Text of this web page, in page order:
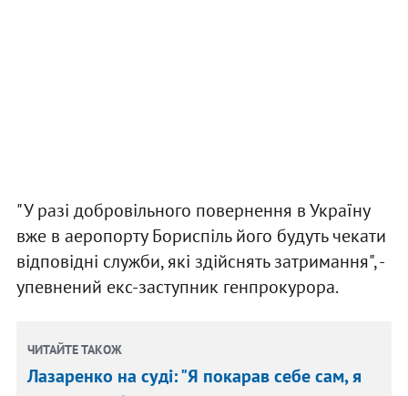
"У разі добровільного повернення в Україну
вже в аеропорту Бориспіль його будуть чекати
відповідні служби, які здійснять затримання", -
упевнений екс-заступник генпрокурора.
ЧИТАЙТЕ ТАКОЖ
Лазаренко на суді: "Я покарав себе сам, я